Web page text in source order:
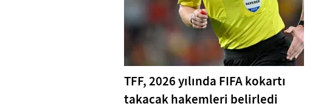
TFF, 2026 yılında FIFA kokartı
takacak hakemleri belirledi